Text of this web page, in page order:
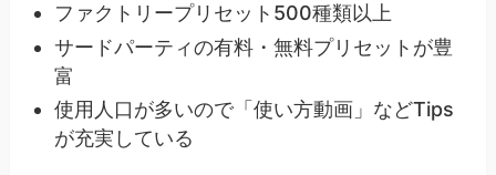
ファクトリープリセット500種類以上
サードパーティの有料・無料プリセットが豊
富
使用人口が多いので「使い方動画」などTips
が充実している